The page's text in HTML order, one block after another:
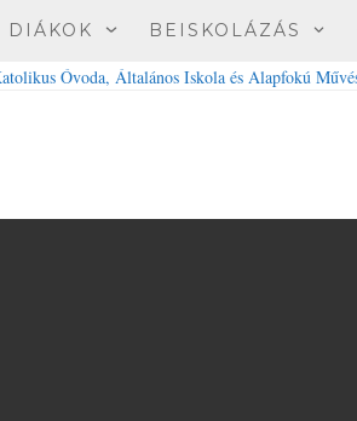
DIÁKOK BEISKOLÁZÁS